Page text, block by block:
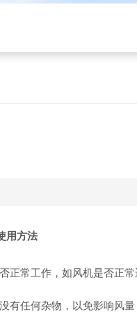
用方法
正常工作，如风机是否正
有任何杂物，以免影响风